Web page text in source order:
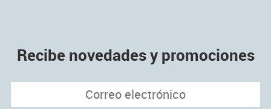
Recibe novedades y promociones